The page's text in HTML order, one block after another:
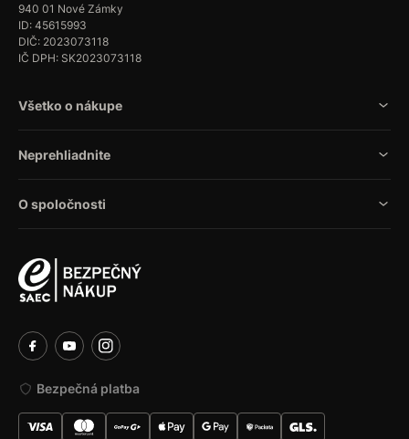
940 01 Nové Zámky
ID: 45615993
DIČ: 2023073118
IČ DPH: SK2023073118
Všetko o nákupe
Neprehliadnite
O spoločnosti
Bezpečná platba